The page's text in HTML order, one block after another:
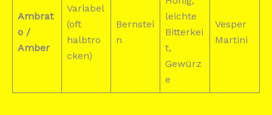
Ambrat
o /
Amber
Variabel
(oft
halbtro
cken)
Bernstei
n
leichte
Bitterkei
t,
Gewürz
e
Vesper
Martini